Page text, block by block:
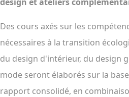
Des cours axés sur les
nécessaires à la transition
du design d'intérieur, du design
mode seront élaborés sur la
rapport consolidé, en